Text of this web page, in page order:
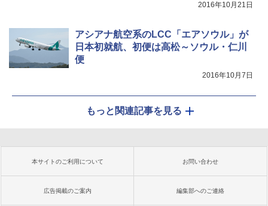
2016年10月21日
アシアナ航空系のLCC「エアソウル」が
日本初就航、初便は高松～ソウル・仁川
便
2016年10月7日
もっと関連記事を見る
本サイトのご利用について お問い合わせ
広告掲載のご案内 編集部へのご連絡